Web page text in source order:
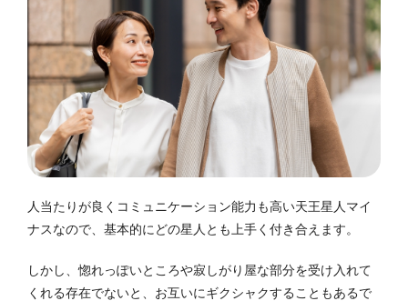
人当たりが良くコミュニケーション能力も高い天王星人マイ
ナスなので、基本的にどの星人とも上手く付き合えます。
しかし、惚れっぽいところや寂しがり屋な部分を受け入れて
くれる存在でないと、お互いにギクシャクすることもあるで